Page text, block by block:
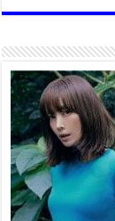
хувийн хэвшлийн
ажиллахыг урьж
2026 оны 7 сар 22 / 9
2026 оны 7 сар 21 /